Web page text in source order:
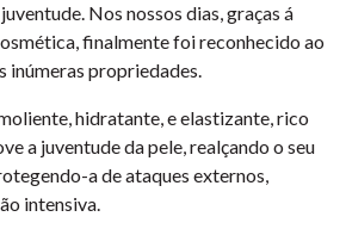
Nos nossos dias, graças á
finalmente foi reconhecido ao
inúmeras propriedades.
hidratante, e elastizante, rico
a juventude da pele, realçando o seu
a de ataques externos,
intensiva.